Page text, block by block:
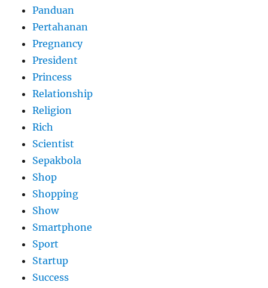
Panduan
Pertahanan
Pregnancy
President
Princess
Relationship
Religion
Rich
Scientist
Sepakbola
Shop
Shopping
Show
Smartphone
Sport
Startup
Success